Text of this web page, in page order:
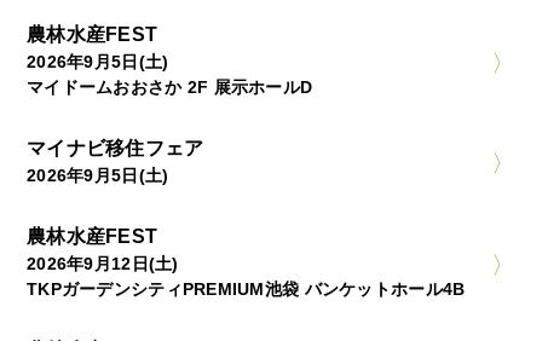
農林水産FEST
2026年9月5日(土)
マイドームおおさか 2F 展示ホールD
マイナビ移住フェア
2026年9月5日(土)
農林水産FEST
2026年9月12日(土)
TKPガーデンシティPREMIUM池袋 バンケットホール4B